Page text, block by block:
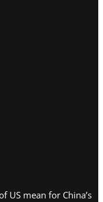
US mean for China’s